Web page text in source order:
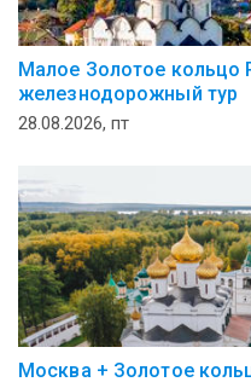
Малое Золотое кольцо
железнодорожный тур
28.08.2026, пт
Москва + Золотое